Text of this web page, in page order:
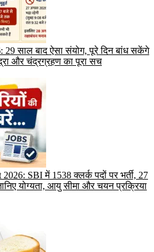
29 साल बाद ऐसा संयोग, पूरे दिन बांध सकेंगे
और चंद्रग्रहण का पूरा सच
SBI में 1538 क्लर्क पदों पर भर्ती, 27
योग्यता, आयु सीमा और चयन प्रक्रिया